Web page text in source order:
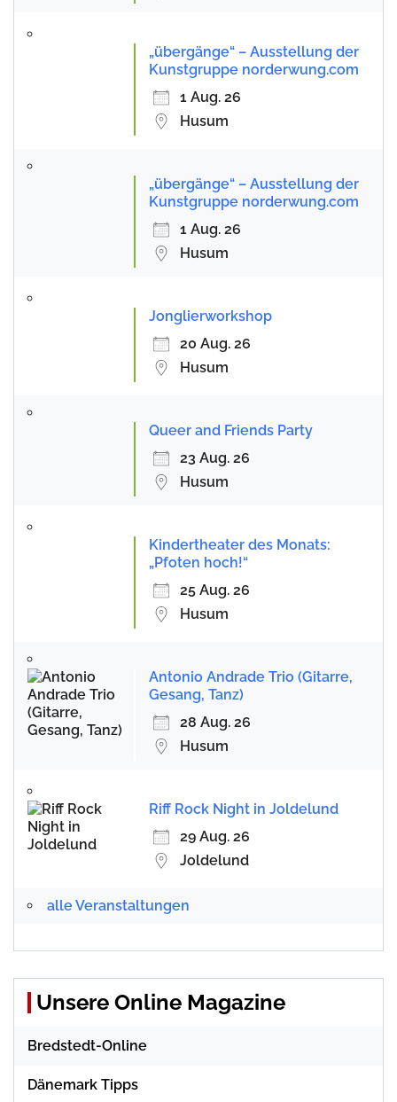
„übergänge“ – Ausstellung der
Kunstgruppe norderwung.com
1 Aug. 26
Husum
„übergänge“ – Ausstellung der
Kunstgruppe norderwung.com
1 Aug. 26
Husum
Jonglierworkshop
20 Aug. 26
Husum
Queer and Friends Party
23 Aug. 26
Husum
Kindertheater des Monats:
„Pfoten hoch!“
25 Aug. 26
Husum
Antonio Andrade Trio (Gitarre,
Gesang, Tanz)
28 Aug. 26
Husum
Riff Rock Night in Joldelund
29 Aug. 26
Joldelund
alle Veranstaltungen
Unsere Online Magazine
Bredstedt-Online
Dänemark Tipps